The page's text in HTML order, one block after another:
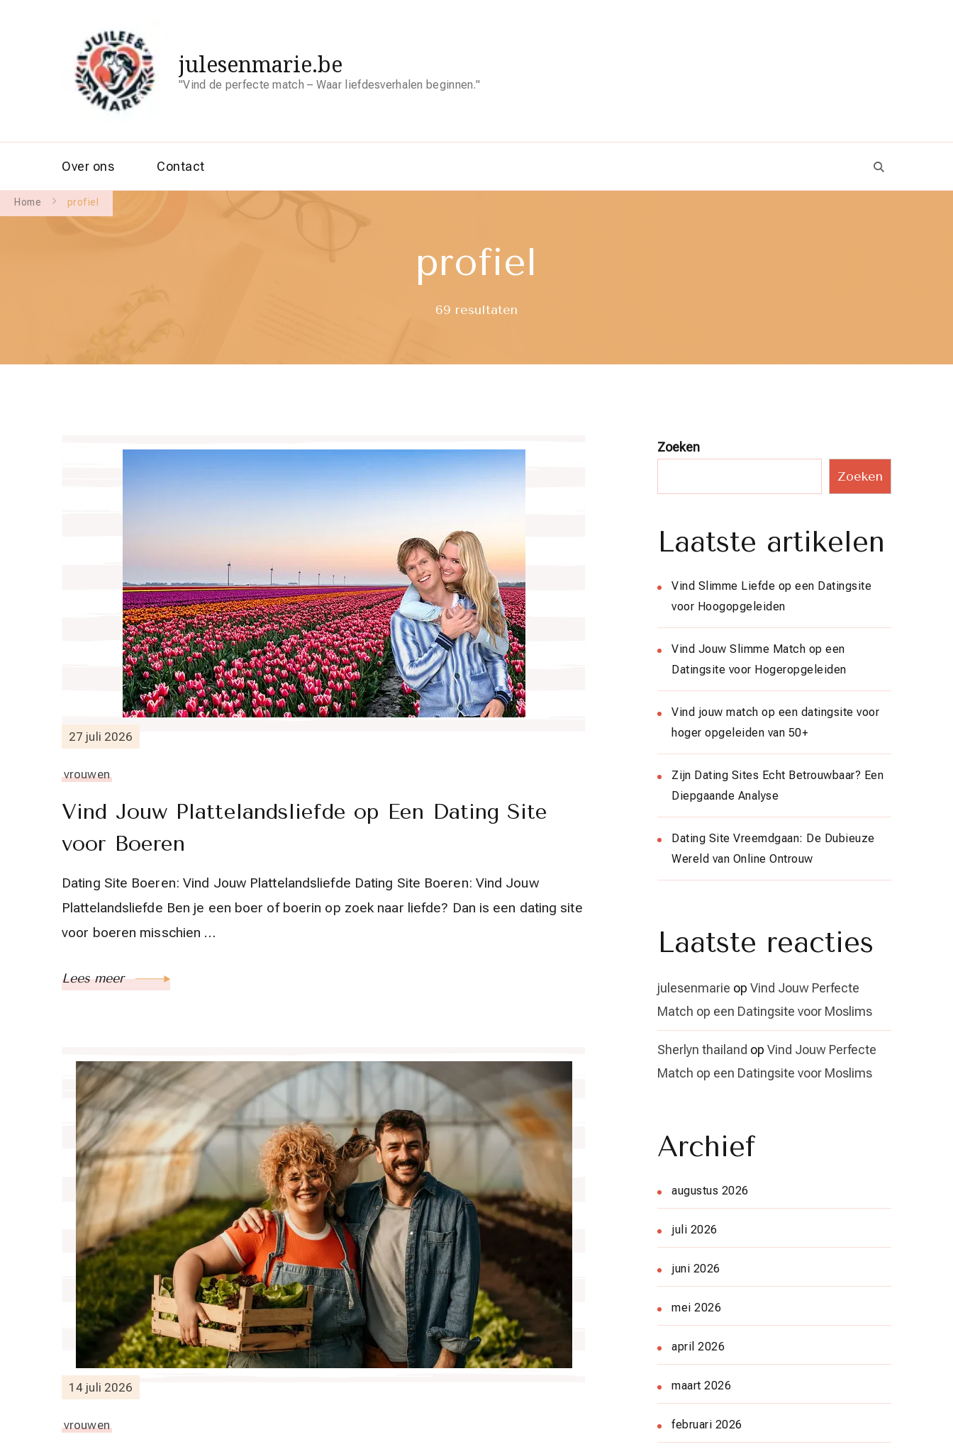
julesenmarie.be
"Vind de perfecte match – Waar liefdesverhalen beginnen."
Over ons Contact
Home profiel
profiel
69 resultaten
27 juli 2026
vrouwen
Vind Jouw Plattelandsliefde op Een Dating Site
voor Boeren
Dating Site Boeren: Vind Jouw Plattelandsliefde Dating Site Boeren: Vind Jouw
Plattelandsliefde Ben je een boer of boerin op zoek naar liefde? Dan is een dating site
voor boeren misschien …
Lees meer
14 juli 2026
vrouwen
Zoeken
Zoeken
Laatste artikelen
Vind Slimme Liefde op een Datingsite
voor Hoogopgeleiden
Vind Jouw Slimme Match op een
Datingsite voor Hogeropgeleiden
Vind jouw match op een datingsite voor
hoger opgeleiden van 50+
Zijn Dating Sites Echt Betrouwbaar? Een
Diepgaande Analyse
Dating Site Vreemdgaan: De Dubieuze
Wereld van Online Ontrouw
Laatste reacties
julesenmarie op Vind Jouw Perfecte
Match op een Datingsite voor Moslims
Sherlyn thailand op Vind Jouw Perfecte
Match op een Datingsite voor Moslims
Archief
augustus 2026
juli 2026
juni 2026
mei 2026
april 2026
maart 2026
februari 2026